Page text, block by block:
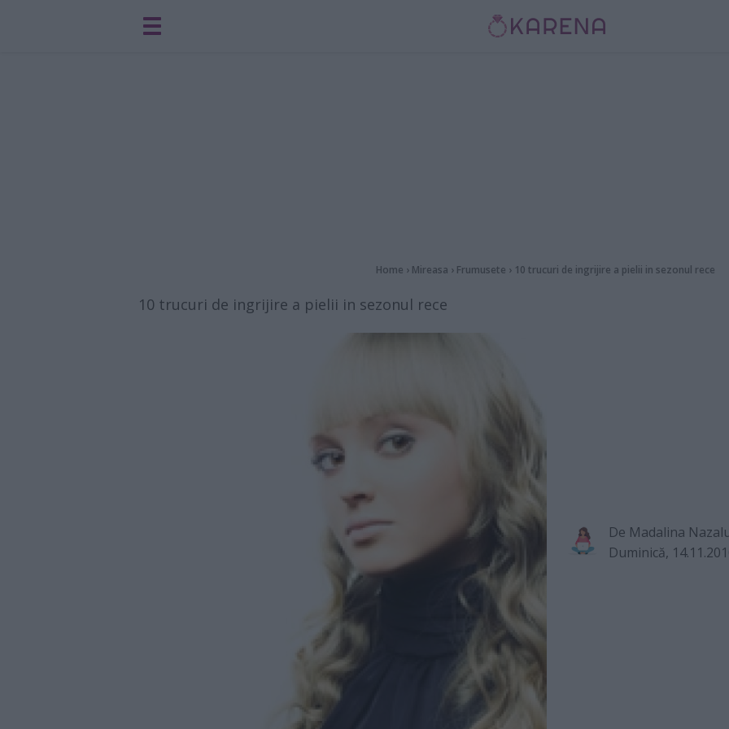
Home › Mireasa › Frumusete › 10 trucuri de ingrijire a pielii in sezonul rece
10 trucuri de ingrijire a pielii in sezonul rece
De Madalina
Duminică,